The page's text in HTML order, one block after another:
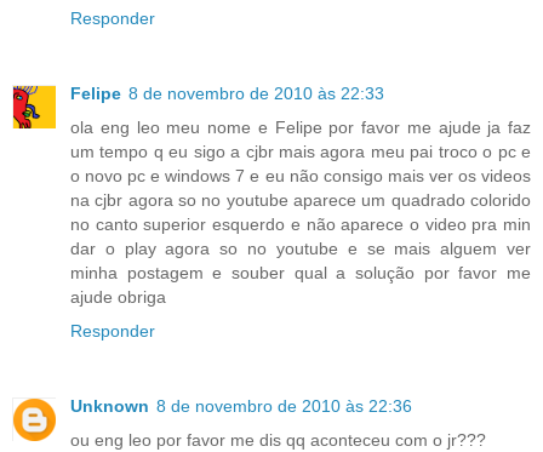
Responder
Felipe 8 de novembro de 2010 às 22:33
ola eng leo meu nome e Felipe por favor me ajude ja faz
um tempo q eu sigo a cjbr mais agora meu pai troco o pc e
o novo pc e windows 7 e eu não consigo mais ver os videos
na cjbr agora so no youtube aparece um quadrado colorido
no canto superior esquerdo e não aparece o video pra min
dar o play agora so no youtube e se mais alguem ver
minha postagem e souber qual a solução por favor me
ajude obriga
Responder
Unknown 8 de novembro de 2010 às 22:36
ou eng leo por favor me dis qq aconteceu com o jr???